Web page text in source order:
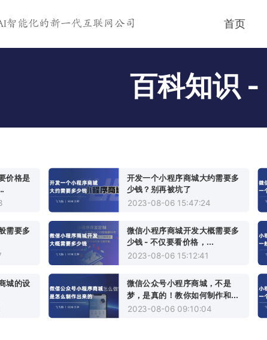
智能化的新一代互联网公司 首页
百科知识 -
价格是
开发一个小程序商城大约需要多
少钱？别再被坑了
2023-08-06 15:47:24
需要多 微信小程序商城开发大概需要多
少钱 - 不仅要看价格，...
2023-08-06 15:12:41
城的设
微信公众号小程序商城，不是
梦，是真的！教你如何制作和...
2023-08-06 09:10:04